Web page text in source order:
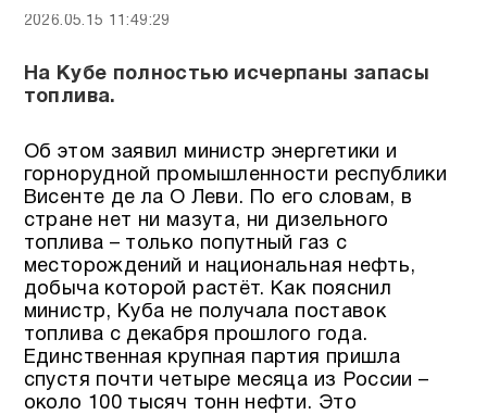
2026.05.15 11:49:29
На Кубе полностью исчерпаны запасы
топлива.
Об этом заявил министр энергетики и
горнорудной промышленности республики
Висенте де ла О Леви. По его словам, в
стране нет ни мазута, ни дизельного
топлива – только попутный газ с
месторождений и национальная нефть,
добыча которой растёт. Как пояснил
министр, Куба не получала поставок
топлива с декабря прошлого года.
Единственная крупная партия пришла
спустя почти четыре месяца из России –
около 100 тысяч тонн нефти. Это